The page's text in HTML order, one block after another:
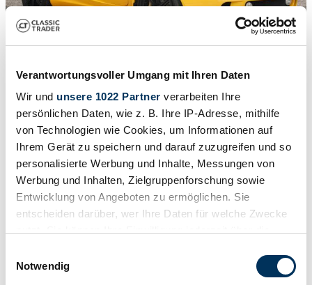
Verantwortungsvoller Umgang mit Ihren Daten
Wir und unsere 1022 Partner verarbeiten Ihre
persönlichen Daten, wie z. B. Ihre IP-Adresse, mithilfe
von Technologien wie Cookies, um Informationen auf
Ihrem Gerät zu speichern und darauf zuzugreifen und so
personalisierte Werbung und Inhalte, Messungen von
Werbung und Inhalten, Zielgruppenforschung sowie
Entwicklung von Angeboten zu ermöglichen. Sie
entscheiden darüber, wer Ihre Daten für welche Zwecke
Trigger Symbol ändern oder widerrufen
Notwendig
/ 50
2008 | Lotus Exige S 240
€ 51.297